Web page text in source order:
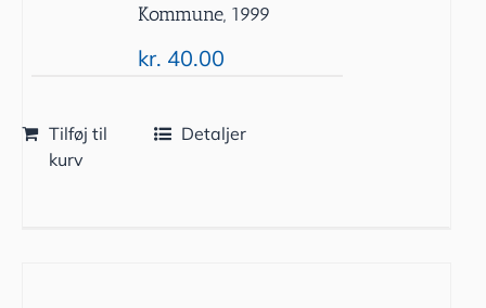
Kommune, 1999
kr. 40.00
Tilføj til
kurv
Detaljer